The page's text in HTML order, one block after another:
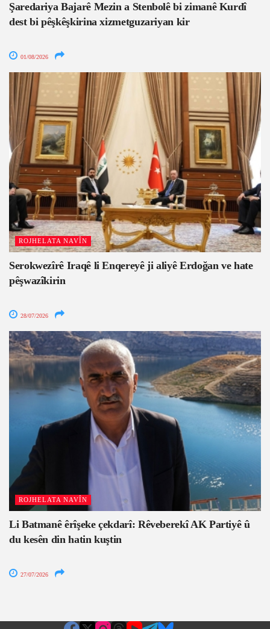
Şaredariya Bajarê Mezin a Stenbolê bi zimanê Kurdî
dest bi pêşkêşkirina xizmetguzariyan kir
01/08/2026
ROJHELATA NAVÎN
Serokwezîrê Iraqê li Enqereyê ji aliyê Erdoğan ve hate
pêşwazîkirin
28/07/2026
ROJHELATA NAVÎN
Li Batmanê êrîşeke çekdarî: Rêveberekî AK Partiyê û
du kesên din hatin kuştin
27/07/2026